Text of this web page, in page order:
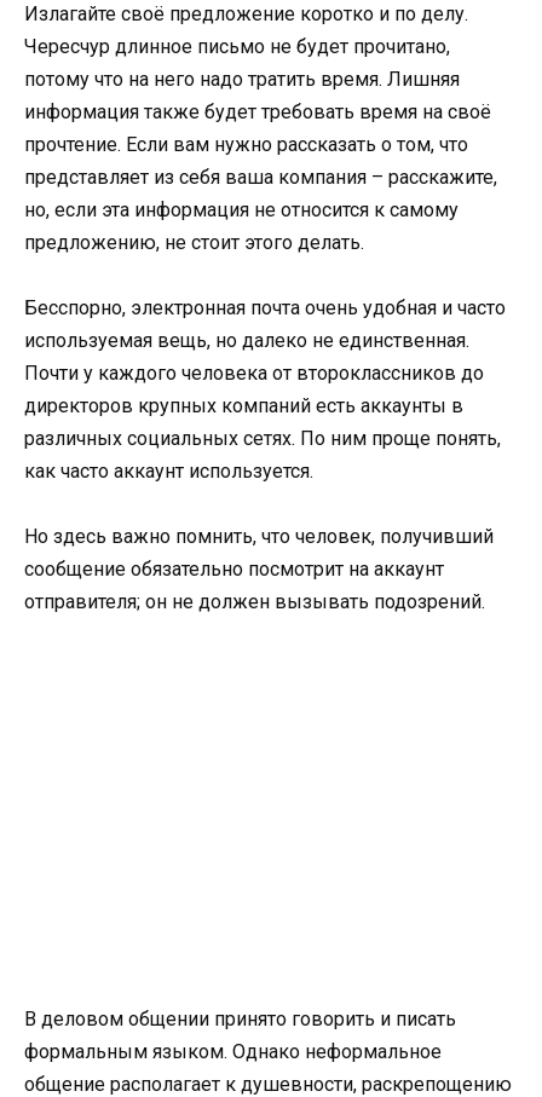
Излагайте своё предложение коротко и по делу.
Чересчур длинное письмо не будет прочитано,
потому что на него надо тратить время. Лишняя
информация также будет требовать время на своё
прочтение. Если вам нужно рассказать о том, что
представляет из себя ваша компания – расскажите,
но, если эта информация не относится к самому
предложению, не стоит этого делать.
Бесспорно, электронная почта очень удобная и часто
используемая вещь, но далеко не единственная.
Почти у каждого человека от второклассников до
директоров крупных компаний есть аккаунты в
различных социальных сетях. По ним проще понять,
как часто аккаунт используется.
Но здесь важно помнить, что человек, получивший
сообщение обязательно посмотрит на аккаунт
отправителя; он не должен вызывать подозрений.
В деловом общении принято говорить и писать
формальным языком. Однако неформальное
общение располагает к душевности, раскрепощению